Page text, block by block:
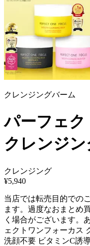
クレンジングバーム
パーフェ
クレンジン
クレンジング
¥5,940
当店では転売目的での
ます。過度なおまとめ
く場合がございます。
ェクトワンフォーカス
洗顔不要 ビタミンC誘